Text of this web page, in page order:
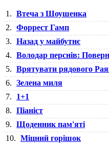
1. Втеча з Шоушенка
2. Форрест Гамп
3. Назад у майбутнє
4. Володар перснів:
5. Врятувати рядового
6. Зелена миля
7.
1+1
8. Піаніст
9. Щоденник пам'яті
10. Міцний горішок